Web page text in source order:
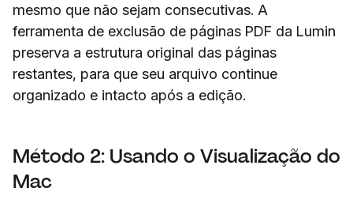
mesmo que não sejam consecutivas. A
ferramenta de exclusão de páginas PDF da Lumin
preserva a estrutura original das páginas
restantes, para que seu arquivo continue
organizado e intacto após a edição.
Método 2: Usando o Visualização do
Mac